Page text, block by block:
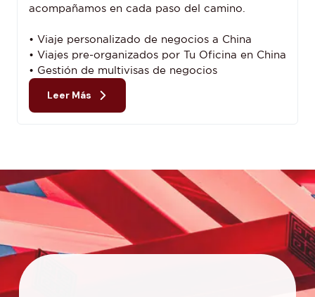
acompañamos en cada paso del camino.
• Viaje personalizado de negocios a China
• Viajes pre-organizados por Tu Oficina en China
• Gestión de multivisas de negocios
Leer Más